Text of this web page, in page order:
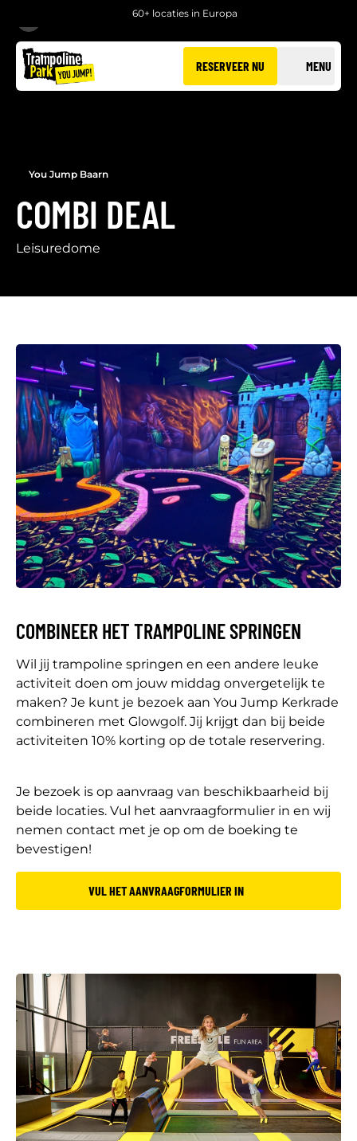
60+ locaties in Europa
RESERVEER NU MENU
You Jump Baarn
COMBI DEAL
Leisuredome
COMBINEER HET TRAMPOLINE SPRINGEN
Wil jij trampoline springen en een andere leuke
activiteit doen om jouw middag onvergetelijk te
maken? Je kunt je bezoek aan You Jump Kerkrade
combineren met Glowgolf. Jij krijgt dan bij beide
activiteiten 10% korting op de totale reservering.
Je bezoek is op aanvraag van beschikbaarheid bij
beide locaties. Vul het aanvraagformulier in en wij
nemen contact met je op om de boeking te
bevestigen!
VUL HET AANVRAAGFORMULIER IN